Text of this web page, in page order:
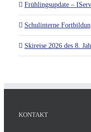
Frühlingsupdate –
Schulinterne
Skireise 2026 des 8.
KONTAKT